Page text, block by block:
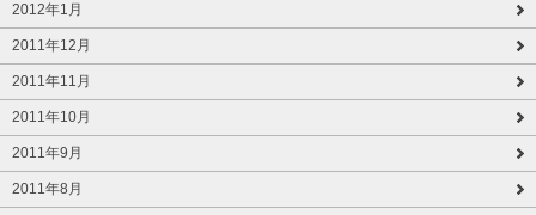
2012年1月
2011年12月
2011年11月
2011年10月
2011年9月
2011年8月